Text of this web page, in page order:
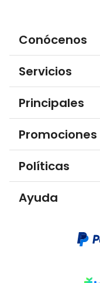
Conócenos
Servicios
Principales
Promociones
Políticas
Ayuda